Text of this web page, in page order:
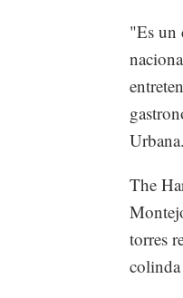
"Es un
Urbana.
The
torres